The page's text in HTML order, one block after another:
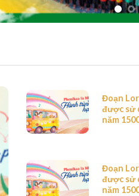
Đoạn
được sử
năm
Đoạn
được sử
năm